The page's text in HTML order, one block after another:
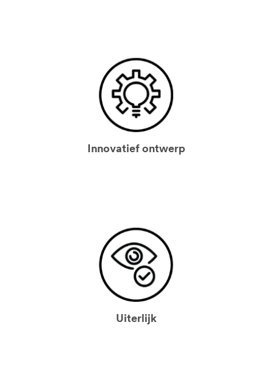
Innovatief ontwerp
Uiterlijk